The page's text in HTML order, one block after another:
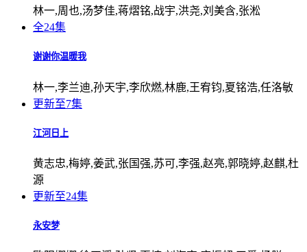
林一,周也,汤梦佳,蒋熠铭,战宇,洪尧,刘美含,张淞
全24集
谢谢你温暖我
林一,李兰迪,孙天宇,李欣燃,林鹿,王宥钧,夏铭浩,任洛敏
更新至7集
江河日上
黄志忠,梅婷,姜武,张国强,苏可,李强,赵亮,郭晓婷,赵麒,杜
源
更新至24集
永安梦